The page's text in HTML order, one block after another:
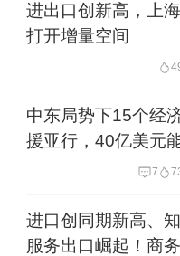
贸人不仅无法
品，原本要运
暴涨，下游铝材
也在激增。
白明提出：“在
的是强调我们的
进出口创新高，上
打开增量空间
中东局势下15个经
援亚行，40亿美元
7
进口创同期新高、
服务出口崛起！商